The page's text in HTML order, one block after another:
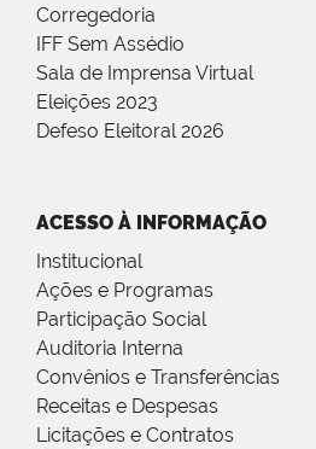
Corregedoria
IFF Sem Assédio
Sala de Imprensa Virtual
Eleições 2023
Defeso Eleitoral 2026
ACESSO À INFORMAÇÃO
Institucional
Ações e Programas
Participação Social
Auditoria Interna
Convênios e Transferências
Receitas e Despesas
Licitações e Contratos